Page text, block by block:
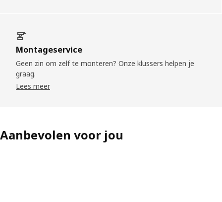
Montageservice
Geen zin om zelf te monteren? Onze klussers helpen je
graag.
Lees meer
Aanbevolen voor jou